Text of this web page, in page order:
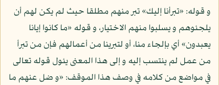
و قوله: «تبرأنا إليك» تبر منهم مطلقا حيث لم يكن لهم أن
يلجئوهم و يسلبوا منهم الاختيار، و قوله «ما كانوا إيانا
يعبدون» أي بإلجاء منا، أو لتبرينا من أعمالهم فإن من تبرأ
من عمل لم ينتسب إليه و إلى هذا المعنى يئول قوله تعالى
في مواضع من كلامه في وصف هذا الموقف: «و ضل عنهم ما